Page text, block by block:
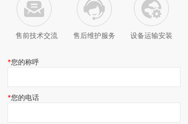
您的称呼
您的电话
售前技术交流 设备运输安装
售后维护服务